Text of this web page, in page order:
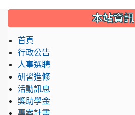
本站資訊
首頁
行政公告
人事選聘
研習進修
活動訊息
獎助學金
專案計畫